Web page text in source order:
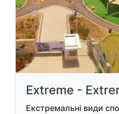
Extreme -
Екстремальні види